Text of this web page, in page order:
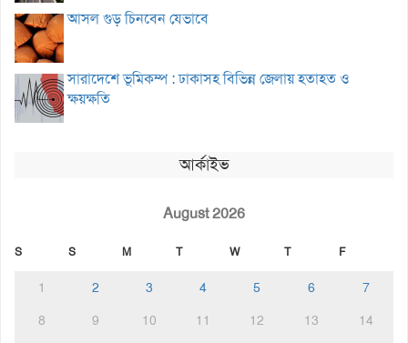
আসল গুড় চিনবেন যেভাবে
সারাদেশে ভূমিকম্প : ঢাকাসহ বিভিন্ন জেলায় হতাহত ও
ক্ষয়ক্ষতি
আর্কাইভ
August 2026
S S M T W T F
1 2 3 4 5 6
7
8
9 10 11 12 13
14